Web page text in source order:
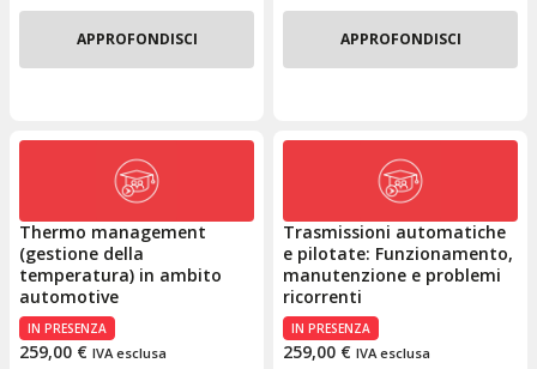
APPROFONDISCI APPROFONDISCI
Thermo management
(gestione della
temperatura) in ambito
automotive
IN PRESENZA
259,00 € IVA esclusa
Trasmissioni automatiche
e pilotate: Funzionamento,
manutenzione e problemi
ricorrenti
IN PRESENZA
259,00 € IVA esclusa